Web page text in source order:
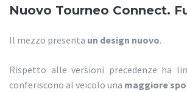
Nuovo Tourneo Connect.
Il mezzo presenta un design nuovo.
Rispetto alle versioni precedenze ha
conferiscono al veicolo una maggiore